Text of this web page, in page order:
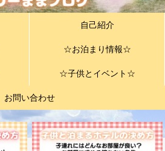
自己紹介
☆お泊まり情報☆
☆子供とイベント☆
お問い合わせ